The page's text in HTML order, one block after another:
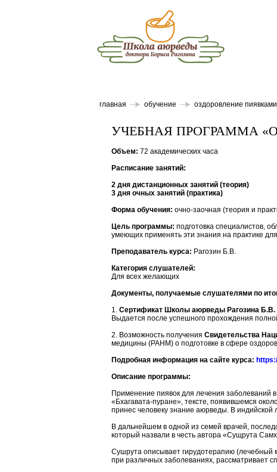
главная обучение оздоровление пиявками
УЧЕБНАЯ ПРОГРАММА
Объем: 72 академических часа
Расписание занятий:
2 дня дистанционных занятий (теория)
3 дня очных занятий (практика)
Форма обучения: очно-заочная (теория и
Цель программы: подготовка специалистов,
умеющих применять эти знания на практике
Преподаватель курса: Рагозин Б.В.
Категория слушателей:
Для всех желающих
Документы, получаемые слушателями по
1. Сертификат Школы аюрведы Рагозина Б.В.
Выдается после успешного прохождения
2. Возможность получения Свидетельства
медицины (РАНМ) о подготовке в сфере
Подробная информация на сайте курса:
Описание программы:
Применение пиявок для лечения заболеваний
«Бхагавата-пуране», тексте, появившемся
принес человеку знание аюрведы. В индийской
В дальнейшем в одной из семей врачей,
который назвали в честь автора «Сущрута
Сушрута описывает гирудотерапию (лечебный
при различных заболеваниях, рассматривает